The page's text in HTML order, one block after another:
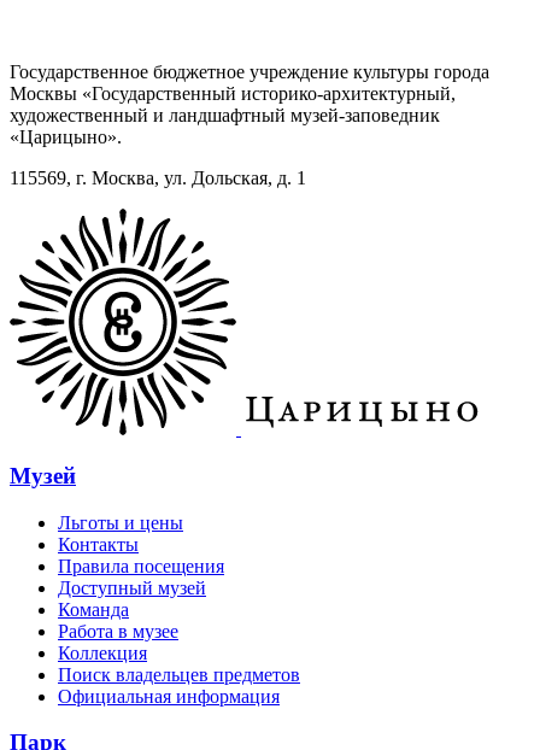
Государственное бюджетное учреждение культуры города
Москвы «Государственный историко-архитектурный,
художественный и ландшафтный музей-заповедник
«Царицыно».
115569, г. Москва, ул. Дольская, д. 1
Музей
Льготы и цены
Контакты
Правила посещения
Доступный музей
Команда
Работа в музее
Коллекция
Поиск владельцев предметов
Официальная информация
Парк